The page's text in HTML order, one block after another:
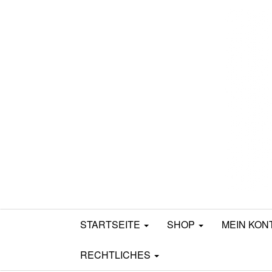
Mamili1910
STARTSEITE SHOP MEIN
RECHTLICHES